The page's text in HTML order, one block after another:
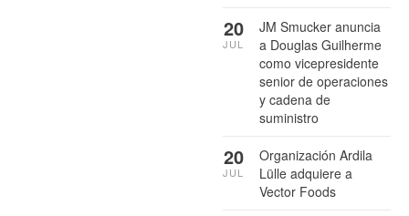
JM Smucker anuncia
a Douglas Guilherme
como vicepresidente
senior de operaciones
y cadena de
suministro
20
JUL
Organización Ardila
Lülle adquiere a
Vector Foods
20
JUL